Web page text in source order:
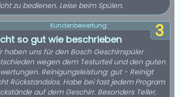
zu bedienen. Leise beim Spülen.
3
Kundenbewertung:
so gut wie beschrieben
haben uns für den Bosch Geschirrspüler
wegen dem Testurteil und den guten
Reinigungsleistung: gut - Reinigt
Rückstandslos. Habe bei fast jedem Program
auf dem Geschirr. Besonders Teller,